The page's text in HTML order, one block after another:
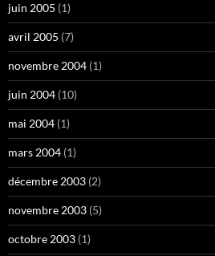
juin 2005 (1)
avril 2005 (7)
novembre 2004 (1)
juin 2004 (10)
mai 2004 (1)
mars 2004 (1)
décembre 2003 (2)
novembre 2003 (5)
octobre 2003 (1)